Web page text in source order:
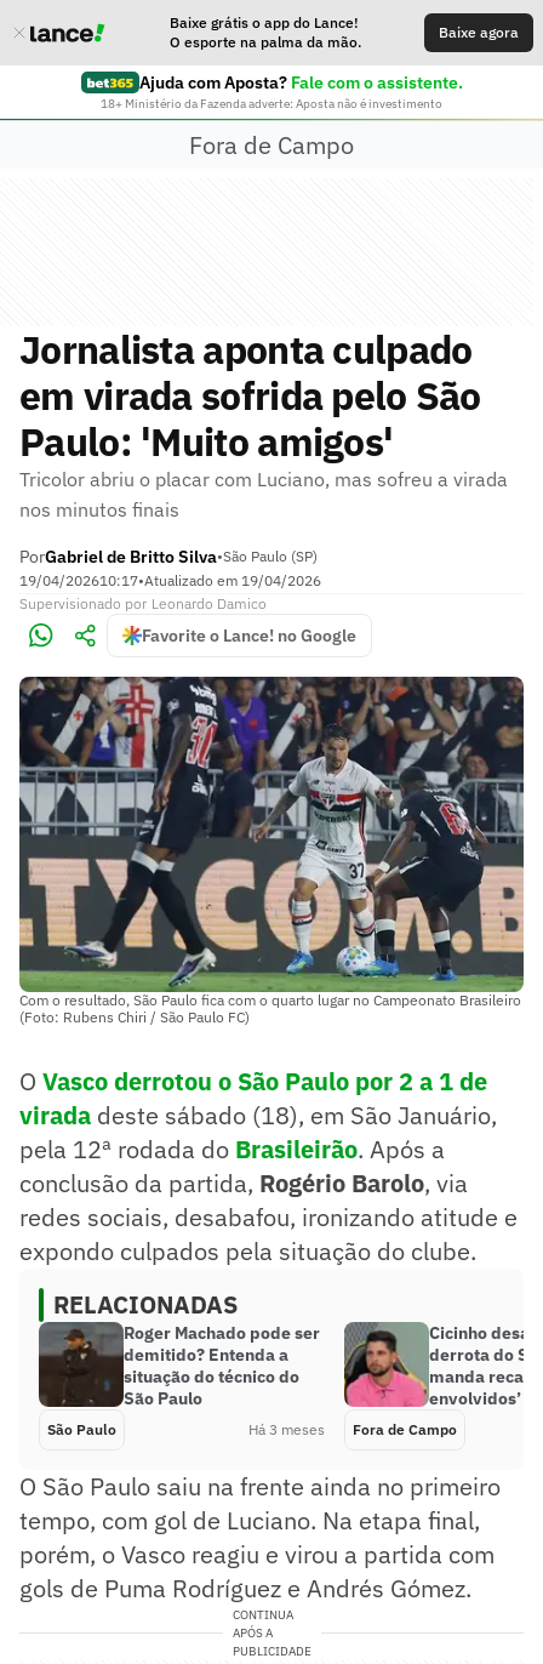
Baixe grátis o app do Lance!
O esporte na palma da mão.
Baixe agora
Ajuda com Aposta? Fale com o assistente.
18+ Ministério da Fazenda adverte: Aposta não é investimento
Fora de Campo
Jornalista aponta culpado
em virada sofrida pelo São
Paulo: 'Muito amigos'
Tricolor abriu o placar com Luciano, mas sofreu a virada
nos minutos finais
PorGabriel de Britto Silva•São Paulo (SP)
19/04/202610:17•Atualizado em 19/04/2026
Supervisionado por Leonardo Damico
Favorite o Lance! no Google
Com o resultado, São Paulo fica com o quarto lugar no Campeonato Brasileiro
(Foto: Rubens Chiri / São Paulo FC)
O Vasco derrotou o São Paulo por 2 a 1 de
virada deste sábado (18), em São Januário,
pela 12ª rodada do Brasileirão. Após a
conclusão da partida, Rogério Barolo, via
redes sociais, desabafou, ironizando atitude e
expondo culpados pela situação do clube.
RELACIONADAS
Roger Machado pode ser
demitido? Entenda a
situação do técnico do
São Paulo
São Paulo Há 3 meses
Cicinho
derrota do
manda
envolvidos’
Fora de Campo
O São Paulo saiu na frente ainda no primeiro
tempo, com gol de Luciano. Na etapa final,
porém, o Vasco reagiu e virou a partida com
gols de Puma Rodríguez e Andrés Gómez.
CONTINUA
APÓS A
PUBLICIDADE